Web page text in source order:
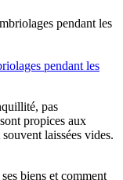
pendant les
pas
propices aux
laissées vides.